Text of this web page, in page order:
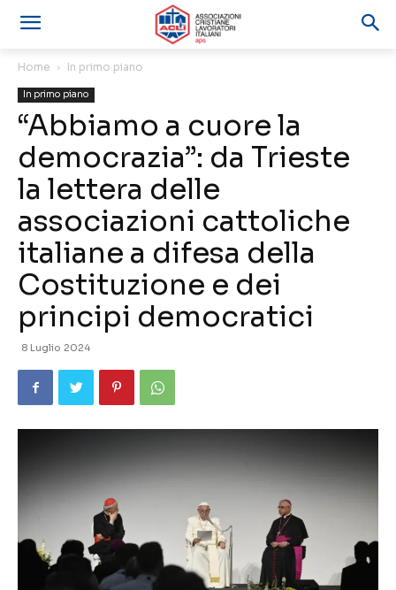
Home In primo piano
In primo piano
“Abbiamo a cuore la
democrazia”: da Trieste
la lettera delle
associazioni cattoliche
italiane a difesa della
Costituzione e dei
principi democratici
8 Luglio 2024